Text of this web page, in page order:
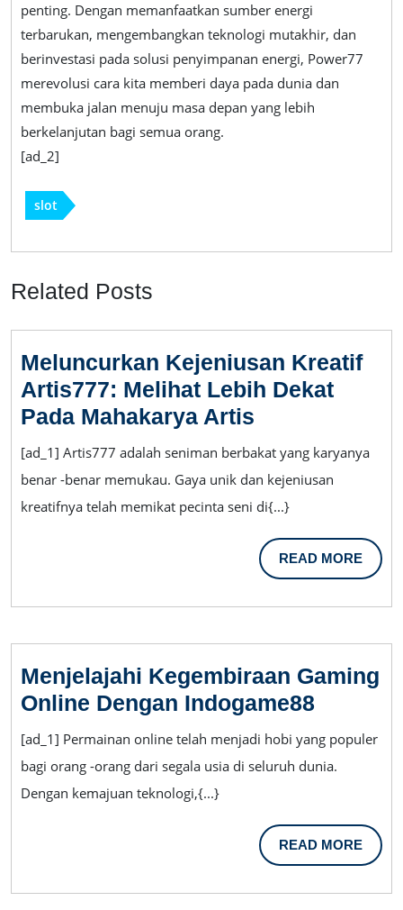
penting. Dengan memanfaatkan sumber energi
terbarukan, mengembangkan teknologi mutakhir, dan
berinvestasi pada solusi penyimpanan energi, Power77
merevolusi cara kita memberi daya pada dunia dan
membuka jalan menuju masa depan yang lebih
berkelanjutan bagi semua orang.
[ad_2]
slot
Related Posts
Meluncurkan Kejeniusan Kreatif
Artis777: Melihat Lebih Dekat
Pada Mahakarya Artis
Kejeniusan
Kreatif
Artis777:
Lebih
Dekat
Pada
[ad_1] Artis777 adalah seniman berbakat yang karyanya
benar -benar memukau. Gaya unik dan kejeniusan
kreatifnya telah memikat pecinta seni di{...}
READ MOREREAD
MORE
Menjelajahi Kegembiraan Gaming
Online Dengan Indogame88
Gaming
[ad_1] Permainan online telah menjadi hobi yang populer
bagi orang -orang dari segala usia di seluruh dunia.
Dengan kemajuan teknologi,{...}
READ MOREREAD
MORE